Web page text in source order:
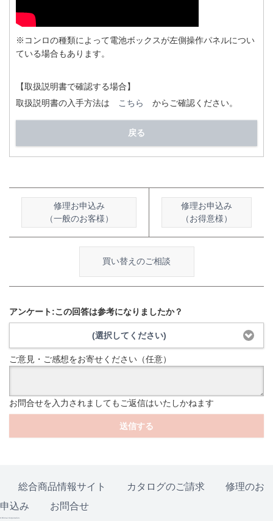
※コンロの種類によって電池ボックスが左側操作パネルについ
ている場合もあります。
【取扱説明書で確認する場合】
取扱説明書の入手方法は
こちら からご確認ください。
戻る
修理お申込み
（一般のお客様）
修理お申込み
（お得意様）
買い替えのご相談
アンケート:この回答は参考になりましたか？
(選択してください)
ご意見・ご感想をお寄せください（任意）
お問合せを入力されましてもご返信はいたしかねます
送信する
総合商品情報サイト カタログのご請求
修理のお
申込み
お問合せ
© Rinnai Corporation.